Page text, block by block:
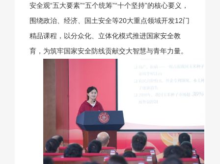
安全观“五大要素”“五个统筹”“十个坚持”的核心要义，
围绕政治、经济、国土安全等20大重点领域开发12门
精品课程，以分众化、立体化模式推进国家安全教
育，为筑牢国家安全防线贡献交大智慧与青年力量。